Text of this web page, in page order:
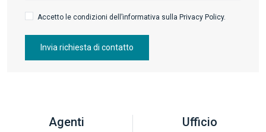
Accetto le condizioni dell’informativa sulla Privacy Policy.
Invia richiesta di contatto
Agenti Ufficio